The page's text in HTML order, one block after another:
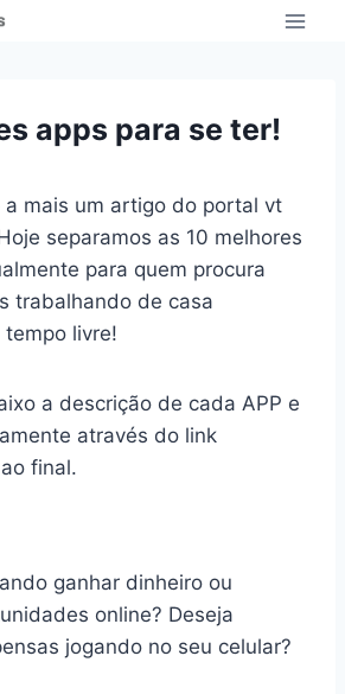
apps para se ter!
a mais um artigo do portal vt
separamos as 10 melhores
para quem procura
trabalhando de casa
livre!
a descrição de cada APP e
através do link
final.
ganhar dinheiro ou
online? Deseja
jogando no seu celular?